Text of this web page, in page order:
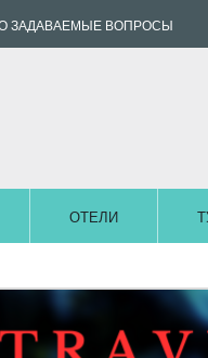
ЗАДАВАЕМЫЕ ВОПРОСЫ
ОТЕЛИ